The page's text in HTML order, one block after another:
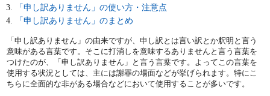
「申し訳ありません」の使い方・注意点
「申し訳ありません」のまとめ
「申し訳ありません」の由来ですが、申し訳とは言い訳とか釈明と言う
意味がある言葉です。そこに打消しを意味するありませんと言う言葉を
つけたのが、「申し訳ありません」と言う言葉です。よってこの言葉を
使用する状況としては、主には謝罪の場面などが挙げられます。特にこ
ちらに全面的な非がある場合などにおいて使用することが多いです。